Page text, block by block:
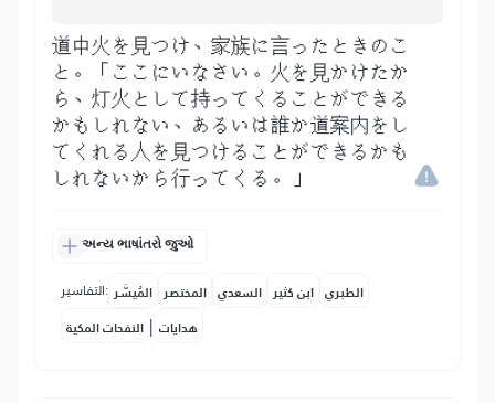
道中火を見つけ、家族に言ったときのこ
と。「ここにいなさい。火を見かけたか
ら、灯火として持ってくることができる
かもしれない、あるいは誰か道案内をし
てくれる人を見つけることができるかも
しれないから行ってくる。」
અન્ય ભાષાંતરો જુઓ
التفاسير: المُيسَّر المختصر السعدي ابن كثير الطبري
النفحات المكية | هدايات